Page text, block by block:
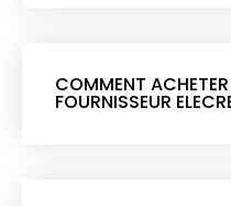
COMMENT
FOURNISSEUR